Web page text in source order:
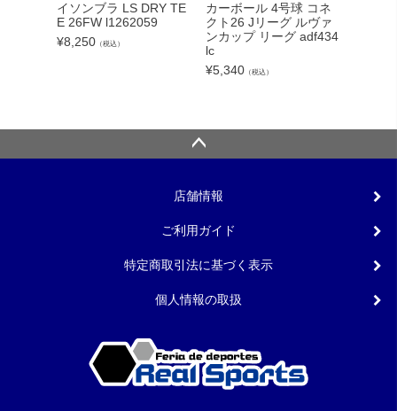
イソンブラ LS DRY TE
E 26FW l1262059
¥8,250 （税込）
カーボール 4号球 コネ
クト26 Jリーグ ルヴァ
ンカップ リーグ adf434
lc
¥5,340 （税込）
店舗情報
ご利用ガイド
特定商取引法に基づく表示
個人情報の取扱